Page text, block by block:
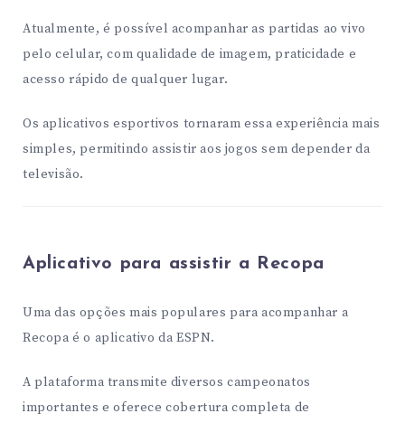
Atualmente, é possível acompanhar as partidas ao vivo
pelo celular, com qualidade de imagem, praticidade e
acesso rápido de qualquer lugar.
Os aplicativos esportivos tornaram essa experiência mais
simples, permitindo assistir aos jogos sem depender da
televisão.
Aplicativo para assistir a Recopa
Uma das opções mais populares para acompanhar a
Recopa é o aplicativo daESPN.
A plataforma transmite diversos campeonatos
importantes e oferece cobertura completa de